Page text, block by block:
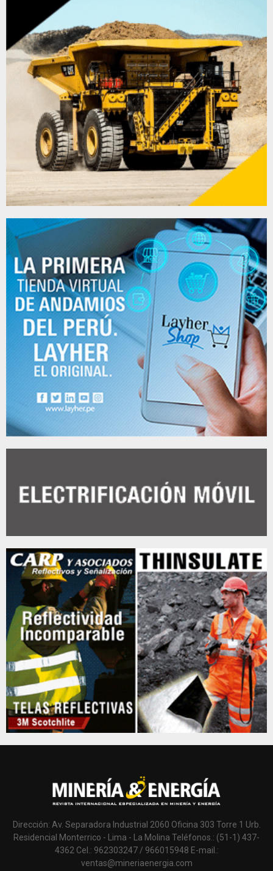
Dirección: Av. Separadora Industrial 2060 Oficina 303 Torre 1 Urb.
Residencial Monterrico - Lima - La Molina Teléfonos.: (51-1) 437-
4362 Cel.: 962303247 / 966015948 E-mail.:
ventas@mineriaenergia.com